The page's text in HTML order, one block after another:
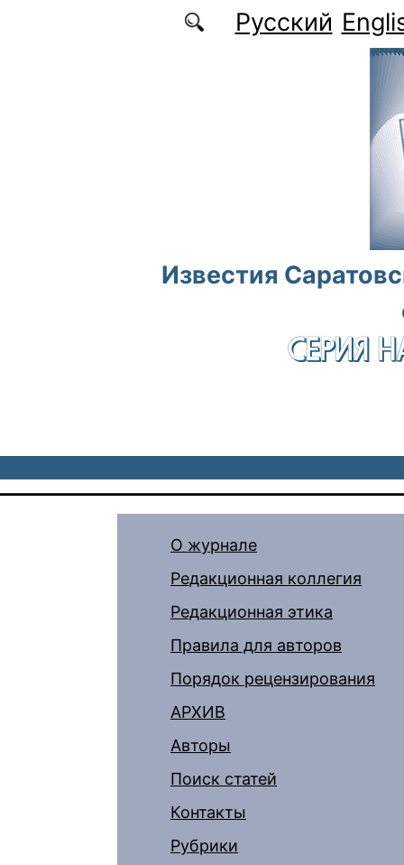
Перейти к основному содержаниюРусский
Известия
СЕРИЯ
О журнале
Редакционная коллегия
Редакционная этика
Правила для авторов
Порядок рецензирования
АРХИВ
Авторы
Поиск статей
Контакты
Рубрики